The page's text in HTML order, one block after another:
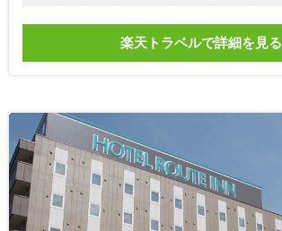
楽天トラベルで詳細を見る